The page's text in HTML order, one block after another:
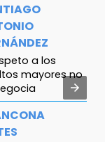
a los
mayores no